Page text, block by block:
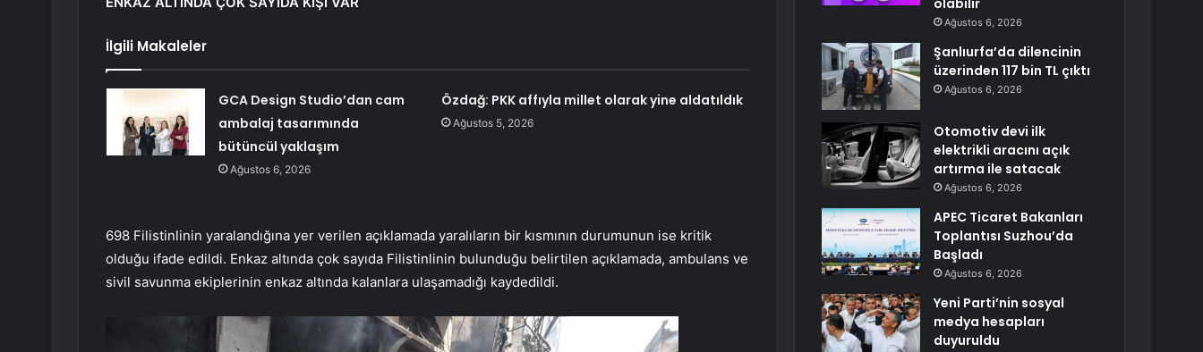
İlgili Makaleler
GCA Design Studio’dan cam
ambalaj tasarımında
bütüncül yaklaşım
Ağustos 6, 2026
Özdağ: PKK affıyla millet olarak yine aldatıldık
Ağustos 5, 2026
698 Filistinlinin yaralandığına yer verilen açıklamada yaralıların bir kısmının durumunun ise kritik
olduğu ifade edildi. Enkaz altında çok sayıda Filistinlinin bulunduğu belirtilen açıklamada, ambulans ve
sivil savunma ekiplerinin enkaz altında kalanlara ulaşamadığı kaydedildi.
olabilir
Ağustos 6, 2026
Şanlıurfa’da dilencinin
üzerinden 117 bin TL çıktı
Ağustos 6, 2026
Otomotiv devi ilk
elektrikli aracını açık
artırma ile satacak
Ağustos 6, 2026
APEC Ticaret Bakanları
Toplantısı Suzhou’da
Başladı
Ağustos 6, 2026
Yeni Parti’nin sosyal
medya hesapları
duyuruldu